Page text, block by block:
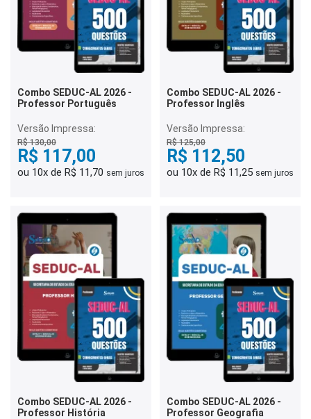
Combo SEDUC-AL 2026 -
Professor Português
Versão Impressa:
R$ 130,00
R$ 117,00
ou 10x de R$ 11,70 sem juros
Combo SEDUC-AL 2026 -
Professor Inglês
Versão Impressa:
R$ 125,00
R$ 112,50
ou 10x de R$ 11,25 sem juros
Combo SEDUC-AL 2026 -
Professor História
Combo SEDUC-AL 2026 -
Professor Geografia